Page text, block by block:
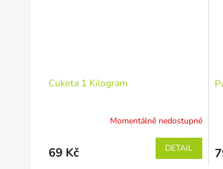
Cuketa 1 Kilogram
Momentálně nedostupné
69 Kč DETAIL